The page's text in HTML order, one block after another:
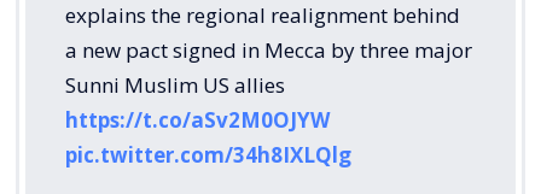
explains the regional realignment behind
a new pact signed in Mecca by three major
Sunni Muslim US allies
https://t.co/aSv2M0OJYW
pic.twitter.com/34h8IXLQlg